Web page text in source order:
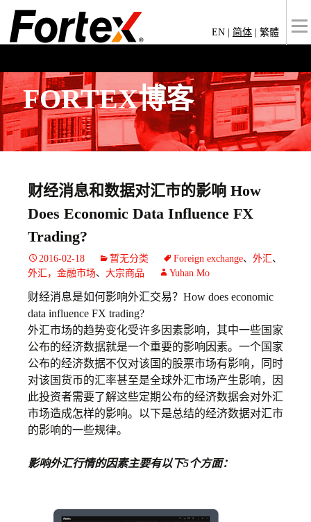
EN 简体 繁體
FORTEX博客
财经消息和数据对汇市的影响 How
Does Economic Data Influence FX
Trading?
2016-02-18 暂无分类 Foreign exchange、 外汇 、
外汇，金融市场、 大宗商品 Yuhan Mo
财经消息是如何影响外汇交易？How does economic
data influence FX trading?
外汇市场的趋势变化受许多因素影响，其中一些国家
公布的经济数据就是一个重要的影响因素。一个国家
公布的经济数据不仅对该国的股票市场有影响，同时
对该国货币的汇率甚至是全球外汇市场产生影响，因
此投资者需要了解这些定期公布的经济数据会对外汇
市场造成怎样的影响。以下是总结的经济数据对汇市
的影响的一些规律。
影响外汇行情的因素主要有以下5个方面：